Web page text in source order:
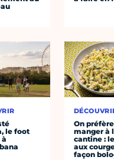
le foot
On préfère
manger à
cantine :
aux
façon